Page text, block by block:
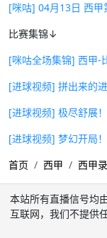
[咪咕] 04月13日 西甲
比赛集锦↓
[咪咕全场集锦] 西甲-
[进球视频] 拼出来的
[进球视频] 极尽舒展
[进球视频] 梦幻开局
首页
西甲 西甲
本站所有直播信号均
互联网，我们不提供